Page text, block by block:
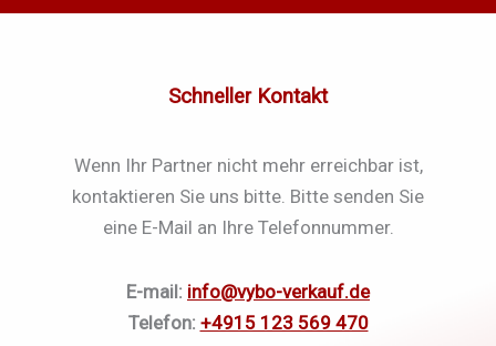
Schneller Kontakt
Wenn Ihr Partner nicht mehr erreichbar ist,
kontaktieren Sie uns bitte. Bitte senden Sie
eine E-Mail an Ihre Telefonnummer.
E-mail: info@vybo-verkauf.de
Telefon: +4915 123 569 470